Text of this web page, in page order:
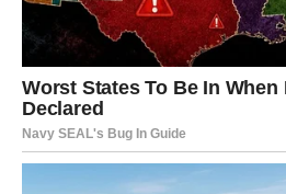
Poruka sudbine
propustiti
Ne vraćajte se više onome što